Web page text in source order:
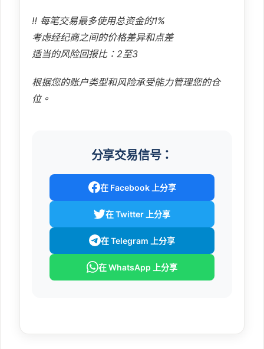
‼️ 每笔交易最多使用总资金的1%
考虑经纪商之间的价格差异和点差
适当的风险回报比：2至3
根据您的账户类型和风险承受能力管理您的仓
位。
分享交易信号：
在 Facebook 上分享
在 Twitter 上分享
在 Telegram 上分享
在 WhatsApp 上分享